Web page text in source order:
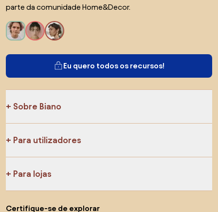
parte da comunidade Home&Decor.
Eu quero todos os recursos!
Sobre Biano
Para utilizadores
Para lojas
Certifique-se de explorar